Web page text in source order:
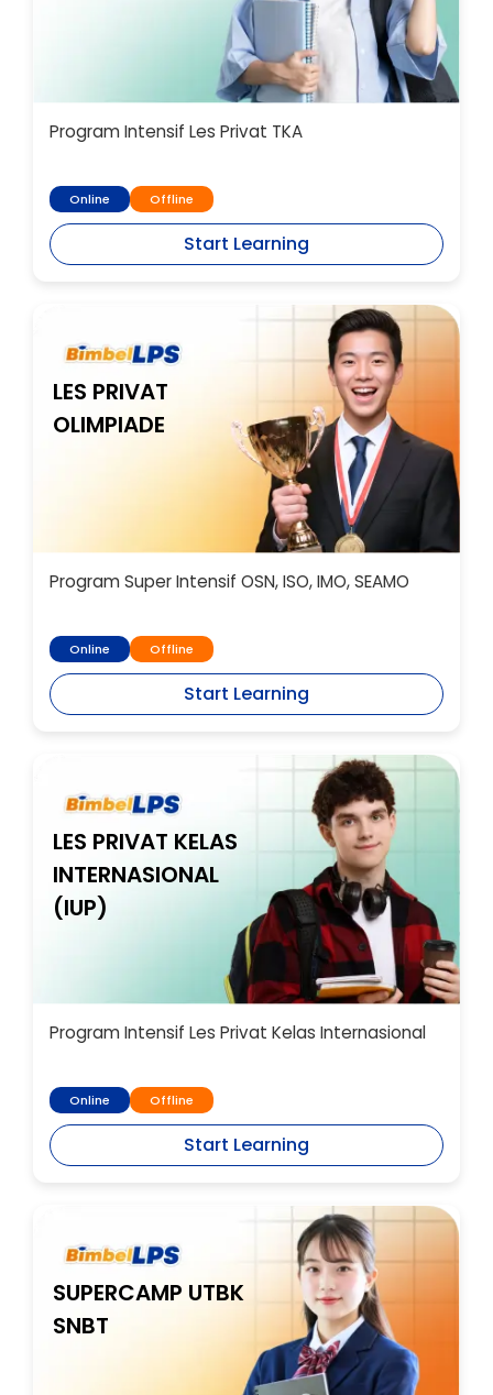
Program Intensif Les Privat TKA
Online Offline
Start Learning
LES PRIVAT
OLIMPIADE
Program Super Intensif OSN, ISO, IMO, SEAMO
Online Offline
Start Learning
LES PRIVAT KELAS
INTERNASIONAL
(IUP)
Program Intensif Les Privat Kelas Internasional
Online Offline
Start Learning
SUPERCAMP UTBK
SNBT